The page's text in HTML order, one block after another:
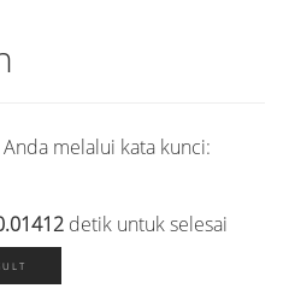
melalui kata kunci:
detik untuk selesai